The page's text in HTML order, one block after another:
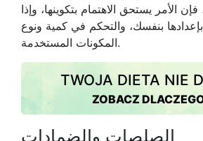
الأمر يستحق الاهتمام بتكوينها، وإذا
بنفسك، والتحكم في كمية ونوع
المكونات المستخدمة.
TWOJA DIETA NIE
ZOBACZ
الصلصات والضمادات